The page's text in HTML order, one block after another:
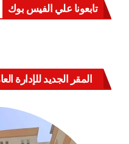
تابعونا علي الفيس بوك
المقر الجديد للإدارة